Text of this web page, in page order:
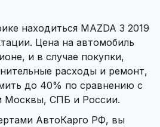
находиться MAZDA 3 2019
Цена на автомобиль
и в случае покупки,
расходы и ремонт,
до 40% по сравнению с
Москвы, СПБ и России.
АвтоКарго РФ, вы